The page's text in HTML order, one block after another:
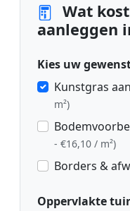
Wat
aanleggen
Kies uw
Kunstgras
m²)
- €16,10 / m²)
Borders &
Oppervlakte